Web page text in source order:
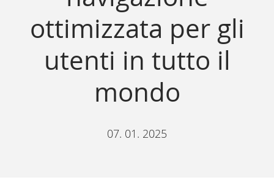
ottimizzata per gli
utenti in tutto il
mondo
07. 01. 2025